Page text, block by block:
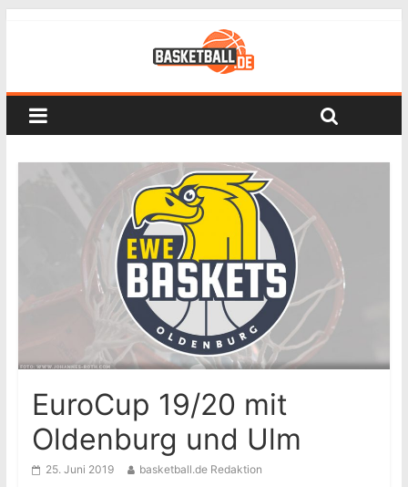
EuroCup 19/20 mit
Oldenburg und Ulm
25. Juni 2019 basketball.de Redaktion